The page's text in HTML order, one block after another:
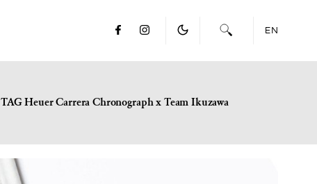
EN
TAG Heuer Carrera Chronograph x Team Ikuzawa